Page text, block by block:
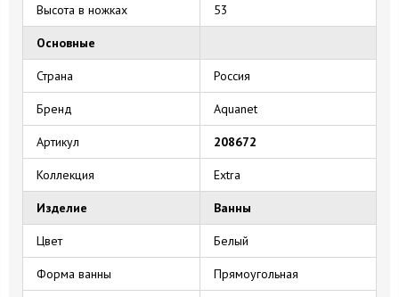
Высота в ножках 53
Основные
Страна Россия
Бренд Aquanet
Артикул 208672
Коллекция Extra
Изделие Ванны
Цвет Белый
Форма ванны Прямоугольная